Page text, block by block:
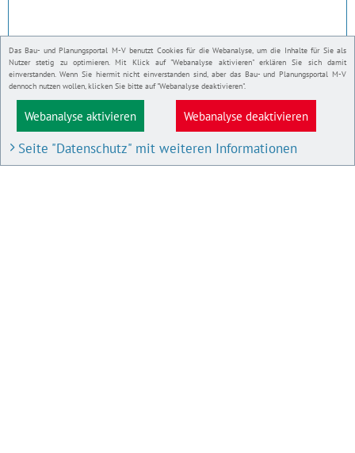
Das Bau- und Planungsportal M-V benutzt Cookies für die Webanalyse, um die Inhalte für Sie als
Nutzer stetig zu optimieren. Mit Klick auf "Webanalyse aktivieren" erklären Sie sich damit
einverstanden. Wenn Sie hiermit nicht einverstanden sind, aber das Bau- und Planungsportal M-V
dennoch nutzen wollen, klicken Sie bitte auf "Webanalyse deaktivieren".
Webanalyse aktivieren Webanalyse deaktivieren
Seite "Datenschutz" mit weiteren Informationen